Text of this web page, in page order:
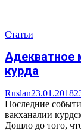
Статьи
Адекватное
курда
Ruslan23.01.2018
Последние
вакханалии
Дошло до того,